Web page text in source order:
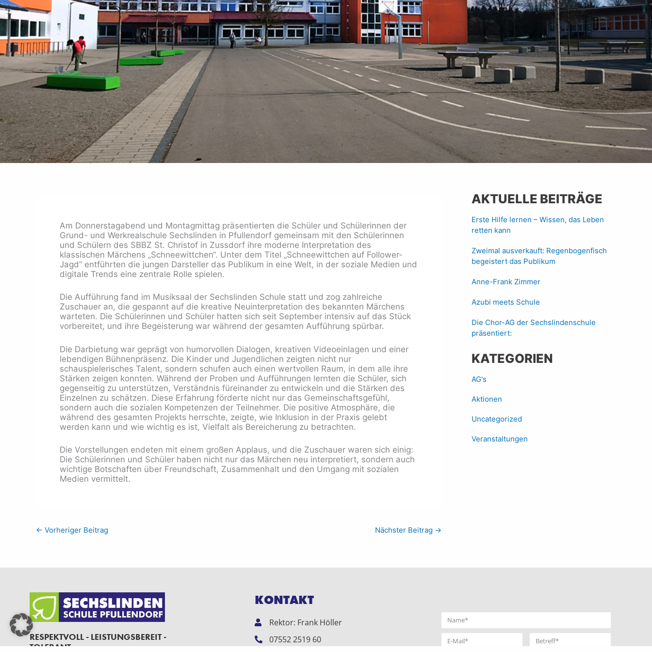
Am Donnerstagabend und Montagmittag präsentierten die Schüler und Schülerinnen der
Grund- und Werkrealschule Sechslinden in Pfullendorf gemeinsam mit den Schülerinnen
und Schülern des SBBZ St. Christof in Zussdorf ihre moderne Interpretation des
klassischen Märchens „Schneewittchen“. Unter dem Titel „Schneewittchen auf Follower-
Jagd“ entführten die jungen Darsteller das Publikum in eine Welt, in der soziale Medien und
digitale Trends eine zentrale Rolle spielen.
Die Aufführung fand im Musiksaal der Sechslinden Schule statt und zog zahlreiche
Zuschauer an, die gespannt auf die kreative Neuinterpretation des bekannten Märchens
warteten. Die Schülerinnen und Schüler hatten sich seit September intensiv auf das Stück
vorbereitet, und ihre Begeisterung war während der gesamten Aufführung spürbar.
Die Darbietung war geprägt von humorvollen Dialogen, kreativen Videoeinlagen und einer
lebendigen Bühnenpräsenz. Die Kinder und Jugendlichen zeigten nicht nur
schauspielerisches Talent, sondern schufen auch einen wertvollen Raum, in dem alle ihre
Stärken zeigen konnten. Während der Proben und Aufführungen lernten die Schüler, sich
gegenseitig zu unterstützen, Verständnis füreinander zu entwickeln und die Stärken des
Einzelnen zu schätzen. Diese Erfahrung förderte nicht nur das Gemeinschaftsgefühl,
sondern auch die sozialen Kompetenzen der Teilnehmer. Die positive Atmosphäre, die
während des gesamten Projekts herrschte, zeigte, wie Inklusion in der Praxis gelebt
werden kann und wie wichtig es ist, Vielfalt als Bereicherung zu betrachten.
Die Vorstellungen endeten mit einem großen Applaus, und die Zuschauer waren sich einig:
Die Schülerinnen und Schüler haben nicht nur das Märchen neu interpretiert, sondern auch
wichtige Botschaften über Freundschaft, Zusammenhalt und den Umgang mit sozialen
Medien vermittelt.
← Vorheriger Beitrag Nächster Beitrag →
AKTUELLE BEITRÄGE
Erste Hilfe lernen – Wissen, das Leben
retten kann
Zweimal ausverkauft: Regenbogenfisch
begeistert das Publikum
Anne-Frank Zimmer
Azubi meets Schule
Die Chor-AG der Sechslindenschule
präsentiert:
KATEGORIEN
AG's
Aktionen
Uncategorized
Veranstaltungen
RESPEKTVOLL - LEISTUNGSBEREIT -
TOLERANT
KONTAKT
Rektor: Frank Höller
07552 2519 60
Name
Mail
Betreff